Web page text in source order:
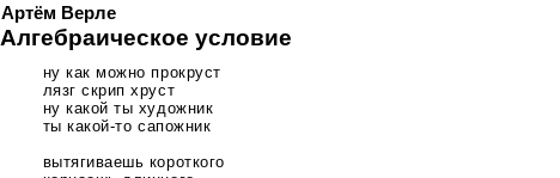
Артём Верле
Алгебраическое условие
ну как можно прокруст
лязг скрип хруст
ну какой ты художник
тыкакой-то сапожник
вытягиваешь короткого